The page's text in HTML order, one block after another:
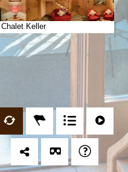
Chalet Keller